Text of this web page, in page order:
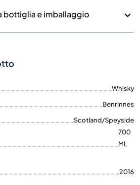
bottiglia e imballaggio
Whisky
Benrinnes
Scotland/Speyside
700
ML
2016